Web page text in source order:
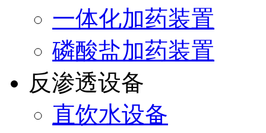
一体化加药装置
磷酸盐加药装置
反渗透设备
直饮水设备